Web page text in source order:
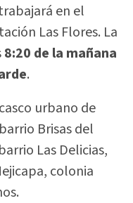
en el
Las Flores. La
8:20 de la mañana
.
urbano de
Brisas del
Las Delicias,
colonia